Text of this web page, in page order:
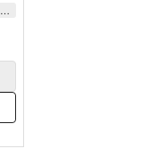
ソードアート・オンライン